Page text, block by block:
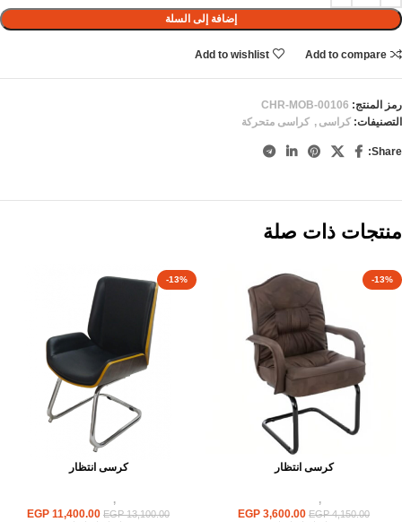
إضافة إلى السلة
Add to compare
Add to wishlist
رمز المنتج: CHR-MOB-00106
التصنيفات: كراسى , كراسى متحركة
Share:
منتجات ذات صلة
-13%
كرسى انتظار
,
EGP4,150.00
EGP 3,600.00
-13%
كرسى انتظار
,
EGP13,100.00
EGP 11,400.00